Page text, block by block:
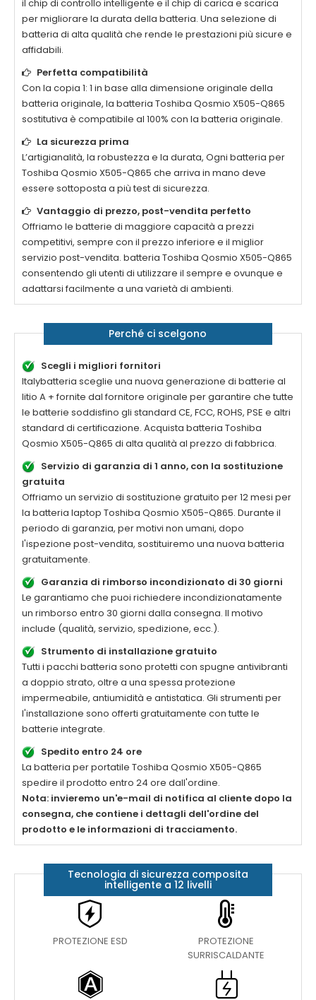
il chip di controllo intelligente e il chip di carica e scarica
per migliorare la durata della batteria. Una selezione di
batteria di alta qualità che rende le prestazioni più sicure e
affidabili.
Perfetta compatibilità
Con la copia 1: 1 in base alla dimensione originale della
batteria originale, la batteria Toshiba Qosmio X505-Q865
sostitutiva è compatibile al 100% con la batteria originale.
La sicurezza prima
L’artigianalità, la robustezza e la durata, Ogni batteria per
Toshiba Qosmio X505-Q865 che arriva in mano deve
essere sottoposta a più test di sicurezza.
Vantaggio di prezzo, post-vendita perfetto
Offriamo le batterie di maggiore capacità a prezzi
competitivi, sempre con il prezzo inferiore e il miglior
servizio post-vendita. batteria Toshiba Qosmio X505-Q865
consentendo gli utenti di utilizzare il sempre e ovunque e
adattarsi facilmente a una varietà di ambienti.
Perché ci scelgono
Scegli i migliori fornitori
Italybatteria sceglie una nuova generazione di batterie al
litio A + fornite dal fornitore originale per garantire che tutte
le batterie soddisfino gli standard CE, FCC, ROHS, PSE e altri
standard di certificazione. Acquista batteria Toshiba
Qosmio X505-Q865 di alta qualità al prezzo di fabbrica.
Servizio di garanzia di 1 anno, con la sostituzione
gratuita
Offriamo un servizio di sostituzione gratuito per 12 mesi per
la batteria laptop Toshiba Qosmio X505-Q865. Durante il
periodo di garanzia, per motivi non umani, dopo
l'ispezione post-vendita, sostituiremo una nuova batteria
gratuitamente.
Garanzia di rimborso incondizionato di 30 giorni
Le garantiamo che puoi richiedere incondizionatamente
un rimborso entro 30 giorni dalla consegna. Il motivo
include (qualità, servizio, spedizione, ecc.).
Strumento di installazione gratuito
Tutti i pacchi batteria sono protetti con spugne antivibranti
a doppio strato, oltre a una spessa protezione
impermeabile, antiumidità e antistatica. Gli strumenti per
l'installazione sono offerti gratuitamente con tutte le
batterie integrate.
Spedito entro 24 ore
La batteria per portatile Toshiba Qosmio X505-Q865
spedire il prodotto entro 24 ore dall'ordine.
Nota: invieremo un'e-mail di notifica al cliente dopo la
consegna, che contiene i dettagli dell'ordine del
prodotto e le informazioni di tracciamento.
Tecnologia di sicurezza composita
intelligente a 12 livelli
PROTEZIONE ESD
PROTEZIONE
SURRISCALDANTE